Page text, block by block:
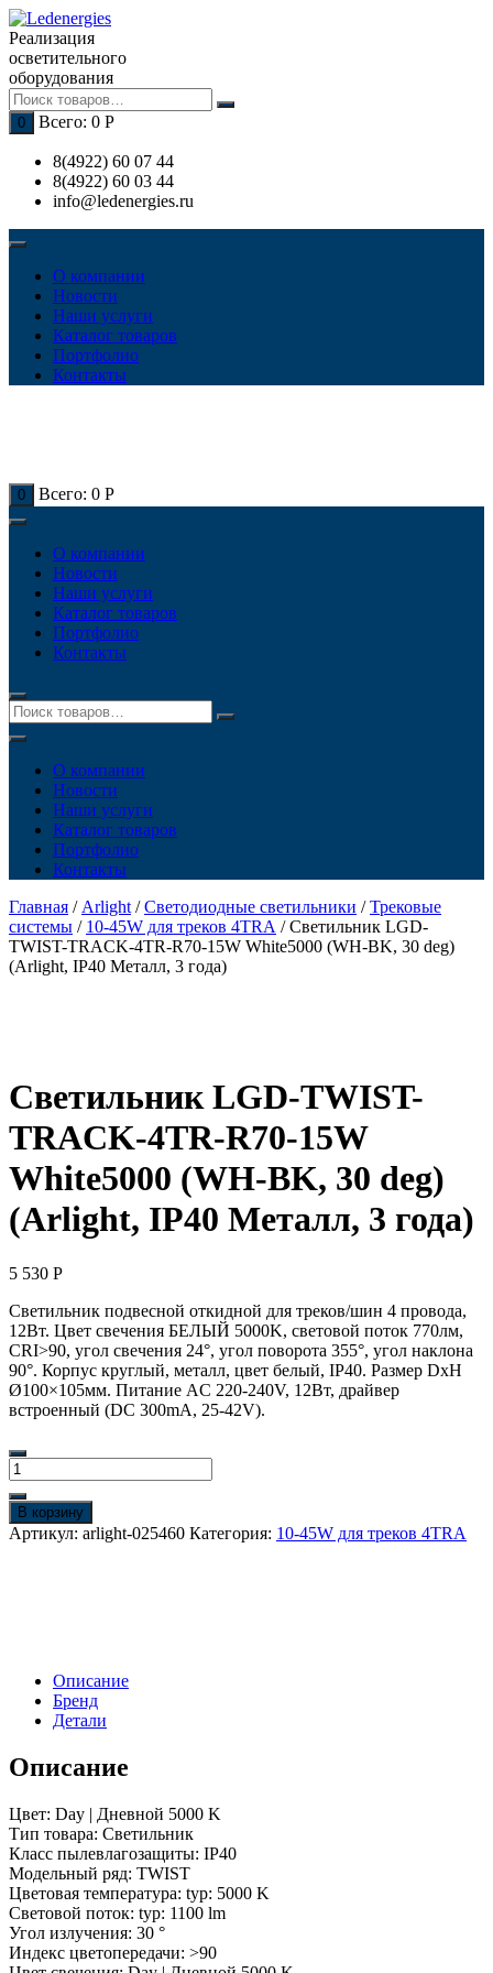
Перейти
к
содержимому
Реализация
осветительного
оборудования
0 Всего: 0 Р
8(4922) 60 07 44
8(4922) 60 03 44
info@ledenergies.ru
О компании
Новости
Наши услуги
Каталог товаров
Портфолио
Контакты
0 Всего: 0 Р
О компании
Новости
Наши услуги
Каталог товаров
Портфолио
Контакты
О компании
Новости
Наши услуги
Каталог товаров
Портфолио
Контакты
Главная / Arlight /Светодиодные светильники /Трековые
системы / 10-45W для треков 4TRA / Светильник LGD-
TWIST-TRACK-4TR-R70-15W White5000 (WH-BK, 30 deg)
(Arlight, IP40 Металл, 3 года)
Светильник LGD-TWIST-
TRACK-4TR-R70-15W
White5000 (WH-BK, 30 deg)
(Arlight, IP40 Металл, 3 года)
5 530 Р
Светильник подвесной откидной для треков/шин 4 провода,
12Вт. Цвет свечения БЕЛЫЙ 5000K, световой поток 770лм,
CRI>90, угол свечения 24°, угол поворота 355°, угол наклона
90°. Корпус круглый, металл, цвет белый, IP40. Размер DxH
Ø100×105мм. Питание AC 220-240V, 12Вт, драйвер
встроенный (DC 300mA, 25-42V).
Количество
товара
Светильник
LGD-
TWIST-
BK,
deg)
IP40
года)
В корзину
Артикул: arlight-025460 Категория: 10-45W для треков 4TRA
Описание
Бренд
Детали
Описание
Цвет: Day | Дневной 5000 K
Тип товара: Светильник
Класс пылевлагозащиты: IP40
Модельный ряд: TWIST
Цветовая температура: typ: 5000 K
Световой поток: typ: 1100 lm
Угол излучения: 30 °
Индекс цветопередачи: >90